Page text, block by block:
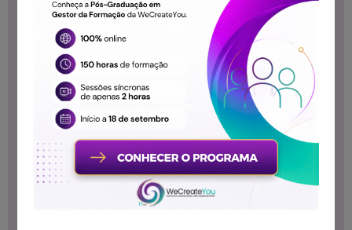
Especificidades
da escrita para a
Web; Hipertexto;
Identidade e tom
da marca;
Escrever para
vários formatos
online (Websites,
E-mails,